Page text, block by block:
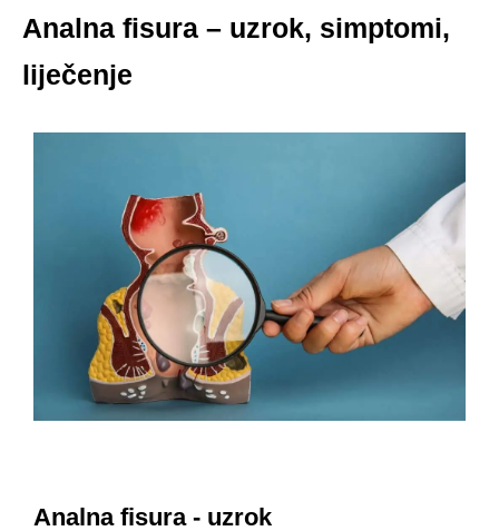
Analna fisura – uzrok, simptomi,
liječenje
Analna fisura - uzrok